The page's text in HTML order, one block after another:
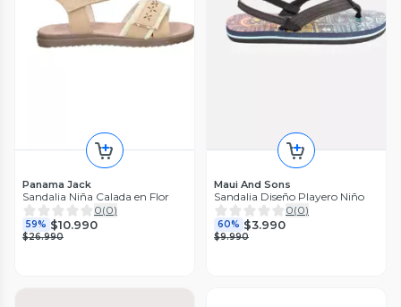
Panama Jack
Sandalia Niña Calada en Flor
0(0)
59% $10.990
$26.990
Maui And Sons
Sandalia Diseño Playero Niño
0(0)
60% $3.990
$9.990